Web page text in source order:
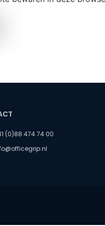
(0)88 474 74 00